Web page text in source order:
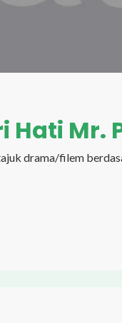
Hati Mr.
drama/filem